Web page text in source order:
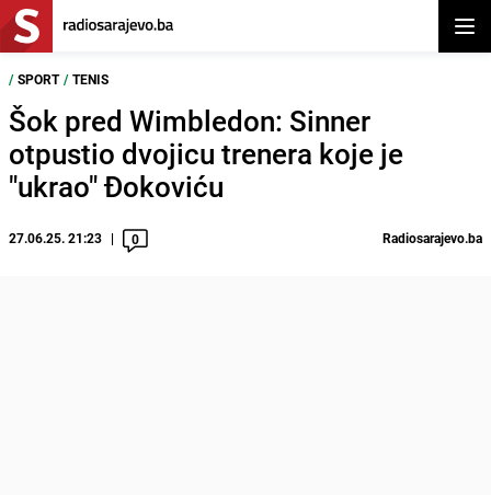
/ SPORT / TENIS
Šok pred Wimbledon: Sinner
otpustio dvojicu trenera koje je
"ukrao" Đokoviću
27.06.25. 21:23 0 Radiosarajevo.ba